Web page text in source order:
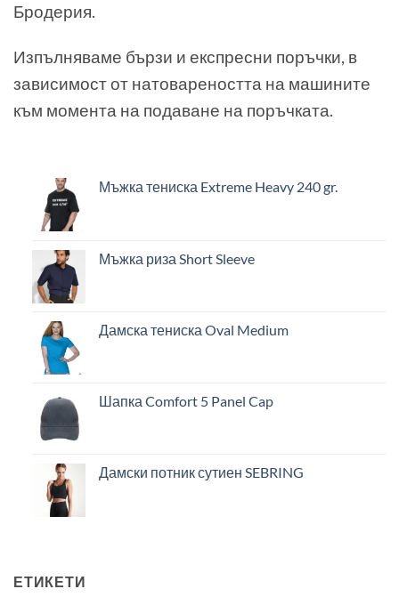
Бродерия.
Изпълняваме бързи и експресни поръчки, в
зависимост от натовареността на машините
към момента на подаване на поръчката.
Мъжка тениска Extreme Heavy 240 gr.
Мъжка риза Short Sleeve
Дамска тениска Oval Medium
Шапка Comfort 5 Panel Cap
Дамски потник сутиен SEBRING
ЕТИКЕТИ